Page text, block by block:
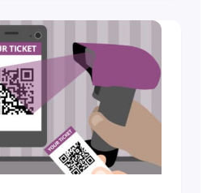
σε
διαβάστε
συνιστούμε να
ανάρτηση στο blog
ενσωμάτωση του
οποία προεγγράφει
σε